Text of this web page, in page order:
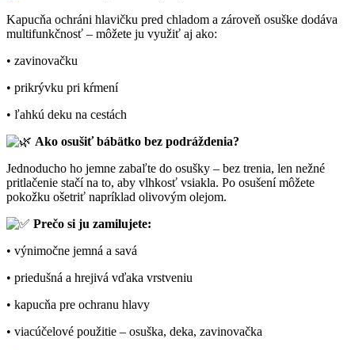
Kapucňa ochráni hlavičku pred chladom a zároveň osuške dodáva
multifunkčnosť – môžete ju využiť aj ako:
• zavinovačku
• prikrývku pri kŕmení
• ľahkú deku na cestách
Ako osušiť bábätko bez podráždenia?
Jednoducho ho jemne zabaľte do osušky – bez trenia, len nežné
pritlačenie stačí na to, aby vlhkosť vsiakla. Po osušení môžete
pokožku ošetriť napríklad olivovým olejom.
Prečo si ju zamilujete:
• výnimočne jemná a savá
• priedušná a hrejivá vďaka vrstveniu
• kapucňa pre ochranu hlavy
• viacúčelové použitie – osuška, deka, zavinovačka